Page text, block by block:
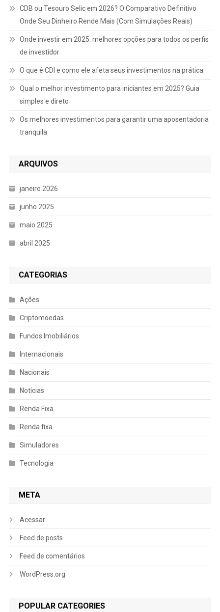
CDB ou Tesouro Selic em 2026? O Comparativo Definitivo
Onde Seu Dinheiro Rende Mais (Com Simulações Reais)
Onde investir em 2025: melhores opções para todos os perfis
de investidor
O que é CDI e como ele afeta seus investimentos na prática
Qual o melhor investimento para iniciantes em 2025? Guia
simples e direto
Os melhores investimentos para garantir uma aposentadoria
tranquila
ARQUIVOS
janeiro 2026
junho 2025
maio 2025
abril 2025
CATEGORIAS
Ações
Criptomoedas
Fundos Imobiliários
Internacionais
Nacionais
Notícias
Renda Fixa
Renda fixa
Simuladores
Tecnologia
META
Acessar
Feed de posts
Feed de comentários
WordPress.org
POPULAR CATEGORIES